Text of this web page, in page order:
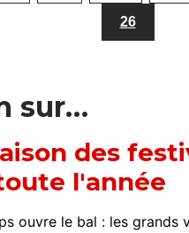
26
sur…
des
l'année
ouvre le bal : les grands